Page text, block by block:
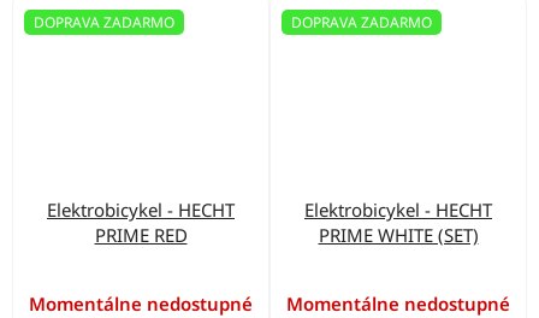
DOPRAVA ZADARMO
Elektrobicykel - HECHT
PRIME RED
Momentálne nedostupné
DOPRAVA ZADARMO
Elektrobicykel - HECHT
PRIME WHITE (SET)
Momentálne nedostupné